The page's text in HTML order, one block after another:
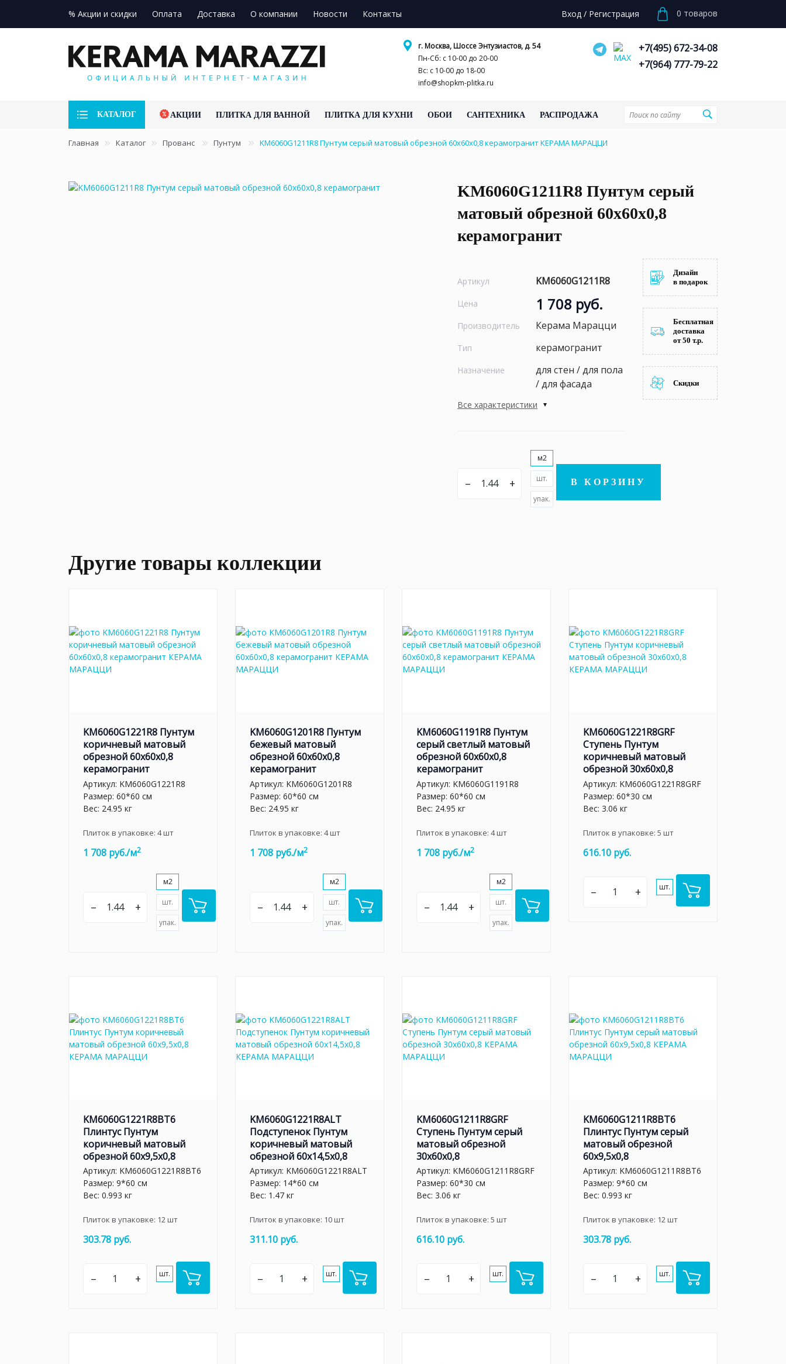
% Акции и скидки Оплата Доставка О компании Новости Контакты Вход / Регистрация 0 товаров
г. Москва, Шоссе Энтузиастов, д. 54
Пн-Сб: с 10-00 до 20-00
Вс: с 10-00 до 18-00
info@shopkm-plitka.ru
+7(495) 672-34-08
+7(964) 777-79-22
КАТАЛОГ АКЦИИ ПЛИТКА ДЛЯ ВАННОЙ ПЛИТКА ДЛЯ КУХНИ ОБОИ САНТЕХНИКА РАСПРОДАЖА
Главная Каталог Прованс Пунтум KM6060G1211R8 Пунтум серый матовый обрезной 60x60x0,8 керамогранит КЕРАМА МАРАЦЦИ
KM6060G1211R8 Пунтум серый
матовый обрезной 60x60x0,8
керамогранит
Артикул KM6060G1211R8
Цена 1 708 руб.
Производитель Керама Марацци
Тип керамогранит
Назначение
для стен / для пола
/ для фасада
Все характеристики
– +
м2
шт.
упак.
В КОРЗИНУ
Дизайн
в подарок
Бесплатная
доставка
от 50 т.р.
Скидки
Другие товары коллекции
KM6060G1221R8 Пунтум
коричневый матовый
обрезной 60x60x0,8
керамогранит
Артикул: KM6060G1221R8
Размер: 60*60 см
Вес: 24.95 кг
Плиток в упаковке: 4шт
1 708 руб./м2
– +
м2
шт.
упак.
KM6060G1201R8 Пунтум
бежевый матовый
обрезной 60x60x0,8
керамогранит
Артикул: KM6060G1201R8
Размер: 60*60 см
Вес: 24.95 кг
Плиток в упаковке: 4шт
1 708 руб./м2
– +
м2
шт.
упак.
KM6060G1191R8 Пунтум
серый светлый матовый
обрезной 60x60x0,8
керамогранит
Артикул: KM6060G1191R8
Размер: 60*60 см
Вес: 24.95 кг
Плиток в упаковке: 4шт
1 708 руб./м2
– +
м2
шт.
упак.
KM6060G1221R8GRF
Ступень Пунтум
коричневый матовый
обрезной 30x60x0,8
Артикул: KM6060G1221R8GRF
Размер: 60*30 см
Вес: 3.06 кг
Плиток в упаковке: 5 шт
616.10 руб.
– + шт.
KM6060G1221R8BT6
Плинтус Пунтум
коричневый матовый
обрезной 60x9,5x0,8
Артикул: KM6060G1221R8BT6
Размер: 9*60 см
Вес: 0.993 кг
Плиток в упаковке: 12шт
303.78 руб.
– + шт.
KM6060G1221R8ALT
Подступенок Пунтум
коричневый матовый
обрезной 60x14,5x0,8
Артикул: KM6060G1221R8ALT
Размер: 14*60 см
Вес: 1.47 кг
Плиток в упаковке: 10шт
311.10 руб.
– + шт.
KM6060G1211R8GRF
Ступень Пунтум серый
матовый обрезной
30x60x0,8
Артикул: KM6060G1211R8GRF
Размер: 60*30 см
Вес: 3.06 кг
Плиток в упаковке: 5 шт
616.10 руб.
– + шт.
KM6060G1211R8BT6
Плинтус Пунтум серый
матовый обрезной
60x9,5x0,8
Артикул: KM6060G1211R8BT6
Размер: 9*60 см
Вес: 0.993 кг
Плиток в упаковке: 12шт
303.78 руб.
– + шт.